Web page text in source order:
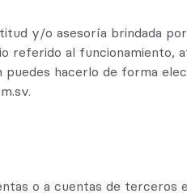
y/o asesoría brindada
referido al funcionamiento,
hacerlo de forma
o a cuentas de terceros